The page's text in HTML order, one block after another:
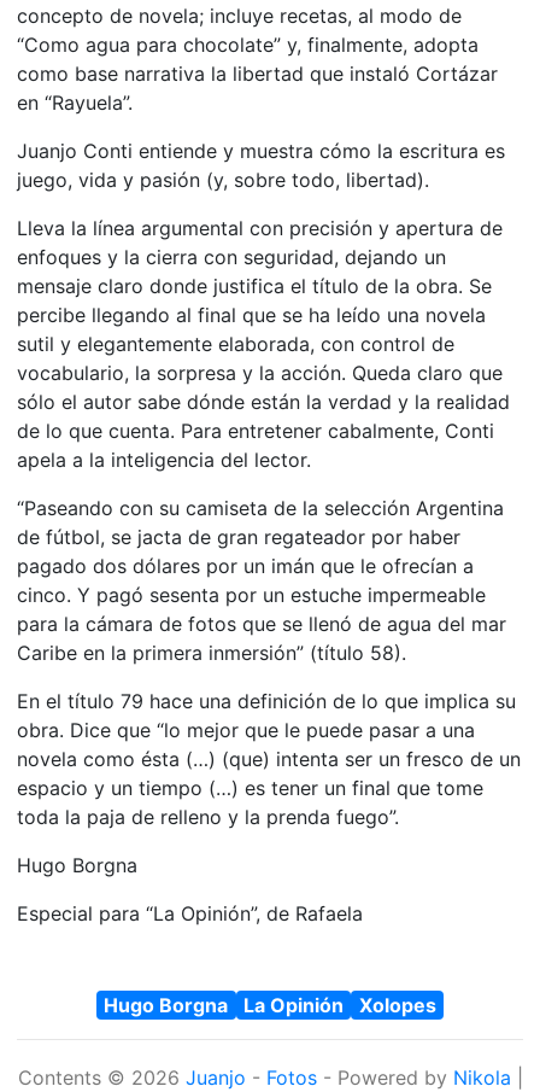
concepto de novela; incluye recetas, al modo de
“Como agua para chocolate” y, finalmente, adopta
como base narrativa la libertad que instaló Cortázar
en “Rayuela”.
Juanjo Conti entiende y muestra cómo la escritura es
juego, vida y pasión (y, sobre todo, libertad).
Lleva la línea argumental con precisión y apertura de
enfoques y la cierra con seguridad, dejando un
mensaje claro donde justifica el título de la obra. Se
percibe llegando al final que se ha leído una novela
sutil y elegantemente elaborada, con control de
vocabulario, la sorpresa y la acción. Queda claro que
sólo el autor sabe dónde están la verdad y la realidad
de lo que cuenta. Para entretener cabalmente, Conti
apela a la inteligencia del lector.
“Paseando con su camiseta de la selección Argentina
de fútbol, se jacta de gran regateador por haber
pagado dos dólares por un imán que le ofrecían a
cinco. Y pagó sesenta por un estuche impermeable
para la cámara de fotos que se llenó de agua del mar
Caribe en la primera inmersión” (título 58).
En el título 79 hace una definición de lo que implica su
obra. Dice que “lo mejor que le puede pasar a una
novela como ésta (…) (que) intenta ser un fresco de un
espacio y un tiempo (…) es tener un final que tome
toda la paja de relleno y la prenda fuego”.
Hugo Borgna
Especial para “La Opinión”, de Rafaela
Hugo Borgna La Opinión Xolopes
Contents © 2026 Juanjo - Fotos- Powered by Nikola